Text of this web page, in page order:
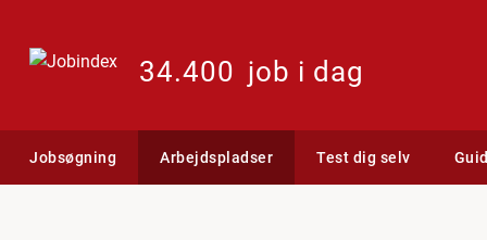
34.400 job i dag
Jobsøgning Arbejdspladser Test dig selv